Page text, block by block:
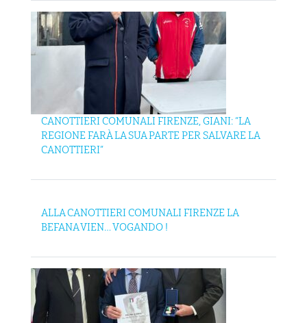
CANOTTIERI COMUNALI FIRENZE, GIANI: “LA
REGIONE FARÀ LA SUA PARTE PER SALVARE LA
CANOTTIERI”
ALLA CANOTTIERI COMUNALI FIRENZE LA
BEFANA VIEN… VOGANDO !